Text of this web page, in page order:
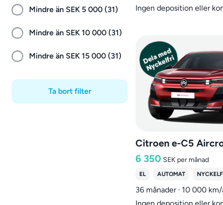
Mindre än SEK 5 000 (31)
Mindre än SEK 10 000 (31)
Mindre än SEK 15 000 (31)
Ta bort filter
Ingen deposition eller
Citroen e-C5
6 350 SEK per månad
EL AUTOMAT
36 månader · 10 000